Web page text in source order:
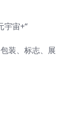
宇宙+“
装、标志、展